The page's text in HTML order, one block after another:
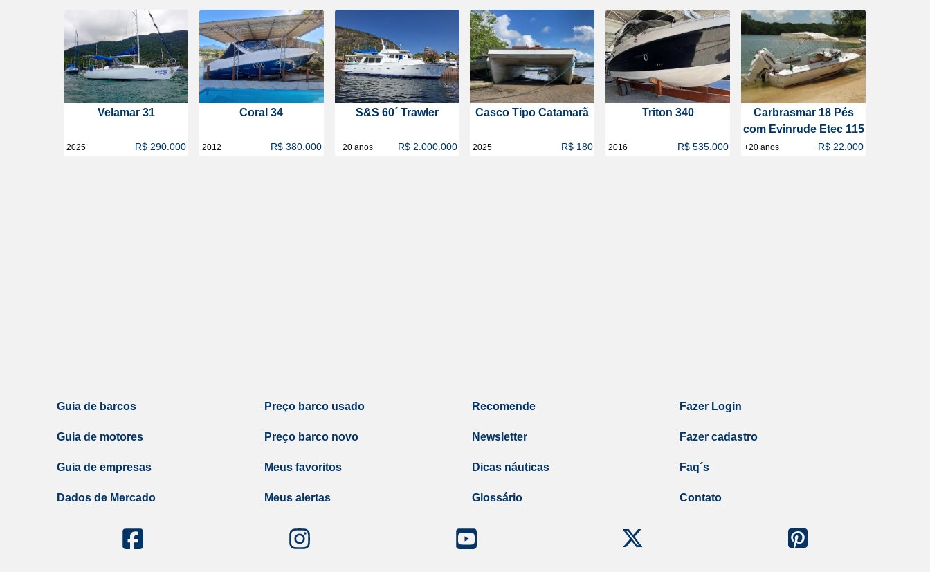
Velamar 31
2025 R$ 290.000
Coral 34
2012 R$ 380.000
S&S 60´ Trawler
+20 anos R$ 2.000.000
Casco Tipo Catamarã
2025 R$ 180
Triton 340
2016 R$ 535.000
Carbrasmar 18 Pés
com Evinrude Etec 115
+20 anos R$ 22.000
Guia de barcos
Guia de motores
Guia de empresas
Dados de Mercado
Preço barco usado
Preço barco novo
Meus favoritos
Meus alertas
Recomende
Newsletter
Dicas náuticas
Glossário
Fazer Login
Fazer cadastro
Faq´s
Contato